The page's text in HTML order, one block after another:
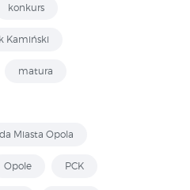
konkurs
Kamiński
matura
Miasta Opola
Opole PCK